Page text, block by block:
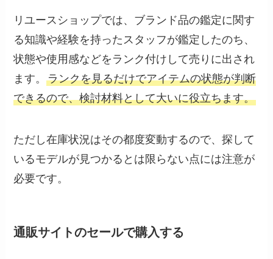
リユースショップでは、ブランド品の鑑定に関す
る知識や経験を持ったスタッフが鑑定したのち、
状態や使用感などをランク付けして売りに出され
ます。ランクを見るだけでアイテムの状態が判断
できるので、検討材料として大いに役立ちます。
ただし在庫状況はその都度変動するので、探して
いるモデルが見つかるとは限らない点には注意が
必要です。
通販サイトのセールで購入する